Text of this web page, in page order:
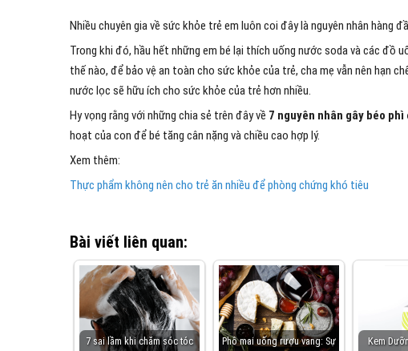
Nhiều chuyên gia về sức khỏe trẻ em luôn coi đây là nguyên nhân hàng
Trong khi đó, hầu hết những em bé lại thích uống nước soda và các đồ
thế nào, để bảo vệ an toàn cho sức khỏe của trẻ, cha mẹ vẫn nên hạn
nước lọc sẽ hữu ích cho sức khỏe của trẻ hơn nhiều.
Hy vọng rằng với những chia sẻ trên đây về 7 nguyên nhân gây béo
hoạt của con để bé tăng cân nặng và chiều cao hợp lý.
Xem thêm:
Thực phẩm không nên cho trẻ ăn nhiều để phòng chứng khó tiêu
Bài viết liên quan:
7 sai lầm khi chăm sóc tóc
Phô mai uống rượu vang: Sự
Kem